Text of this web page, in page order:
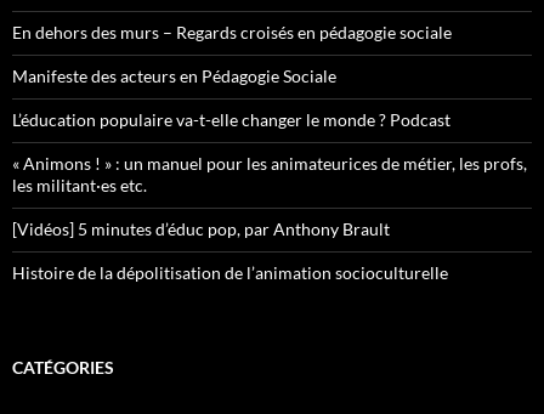
En dehors des murs – Regards croisés en pédagogie sociale
Manifeste des acteurs en Pédagogie Sociale
L’éducation populaire va-t-elle changer le monde ? Podcast
« Animons ! » : un manuel pour les animateurices de métier, les profs,
les militant·es etc.
[Vidéos] 5 minutes d’éduc pop, par Anthony Brault
Histoire de la dépolitisation de l’animation socioculturelle
CATÉGORIES